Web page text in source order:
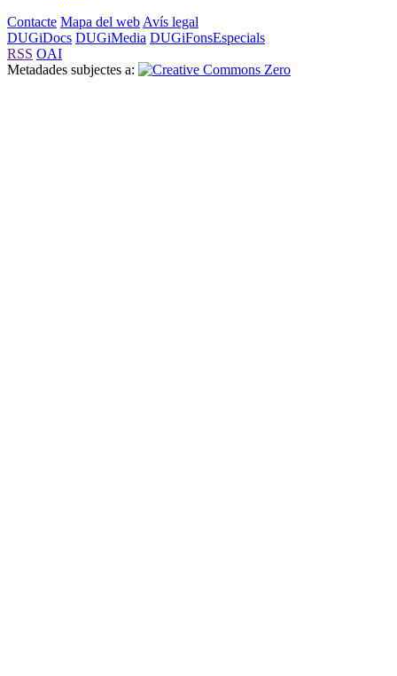
Contacte Mapa del web Avís legal
DUGiDocs DUGiMedia DUGiFonsEspecials
RSS OAI
Metadades subjectes a: